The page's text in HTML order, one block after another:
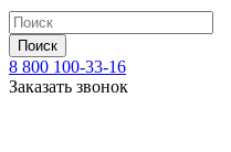
Поиск
8 800 100-33-16
Заказать звонок